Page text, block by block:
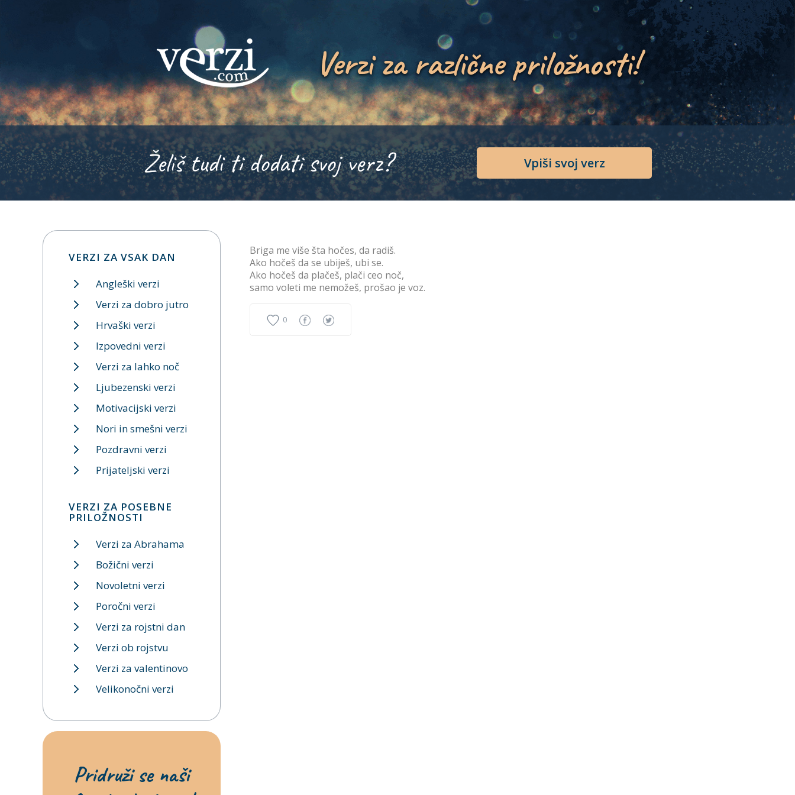
Verzi za različne priložnosti!
Želiš tudi ti dodati svoj verz? Vpiši svoj verz
Briga me više šta hočes, da radiš.
Ako hočeš da se ubiješ, ubi se.
Ako hočeš da plačeš, plači ceo noč,
samo voleti me nemožeš, prošao je voz.
0
VERZI ZA VSAK DAN
Angleški verzi
Verzi za dobro jutro
Hrvaški verzi
Izpovedni verzi
Verzi za lahko noč
Ljubezenski verzi
Motivacijski verzi
Nori in smešni verzi
Pozdravni verzi
Prijateljski verzi
VERZI ZA POSEBNE
PRILOŽNOSTI
Verzi za Abrahama
Božični verzi
Novoletni verzi
Poročni verzi
Verzi za rojstni dan
Verzi ob rojstvu
Verzi za valentinovo
Velikonočni verzi
Pridruži se naši